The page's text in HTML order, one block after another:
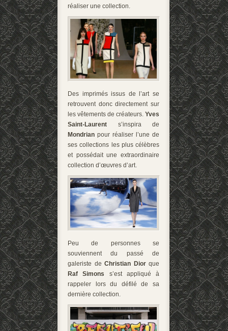
réaliser une collection.
Des imprimés issus de l’art se
retrouvent donc directement sur
les vêtements de créateurs. Yves
Saint-Laurent s’inspira de
Mondrian pour réaliser l’une de
ses collections les plus célèbres
et possédait une extraordinaire
collection d’œuvres d’art.
Peu de personnes se
souviennent du passé de
galeriste de Christian Diorque
Raf Simons s’est appliqué à
rappeler lors du défilé de sa
dernière collection.